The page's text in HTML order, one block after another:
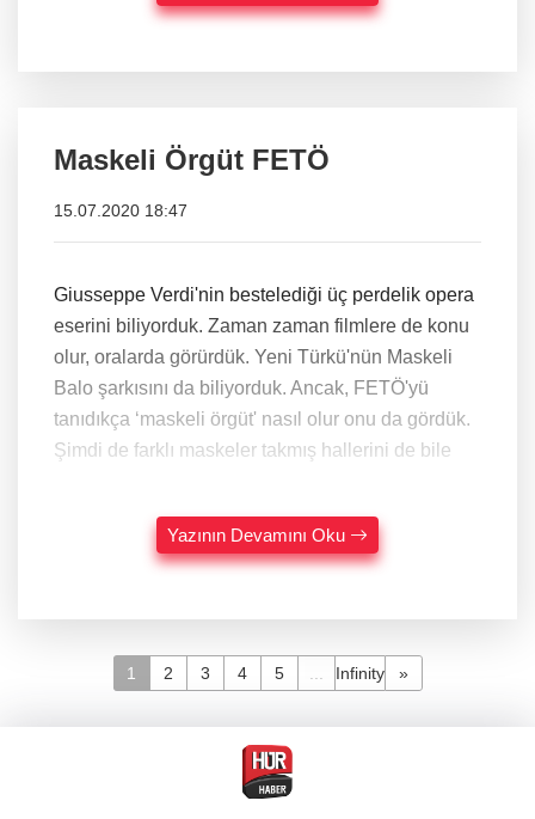
Maskeli Örgüt FETÖ
15.07.2020 18:47
Giusseppe Verdi'nin bestelediği üç perdelik opera
eserini biliyorduk. Zaman zaman filmlere de konu
olur, oralarda görürdük. Yeni Türkü'nün Maskeli
Balo şarkısını da biliyorduk. Ancak, FETÖ'yü
tanıdıkça ‘maskeli örgüt' nasıl olur onu da gördük.
Şimdi de farklı maskeler takmış hallerini de bile
Yazının Devamını Oku
1 2 3 4 5 Infinity »